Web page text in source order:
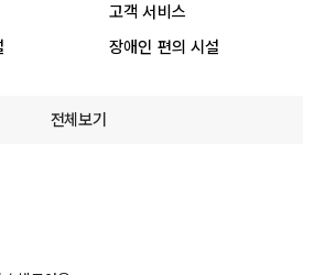
고객 서비스
장애인 편의 시설
전체보기